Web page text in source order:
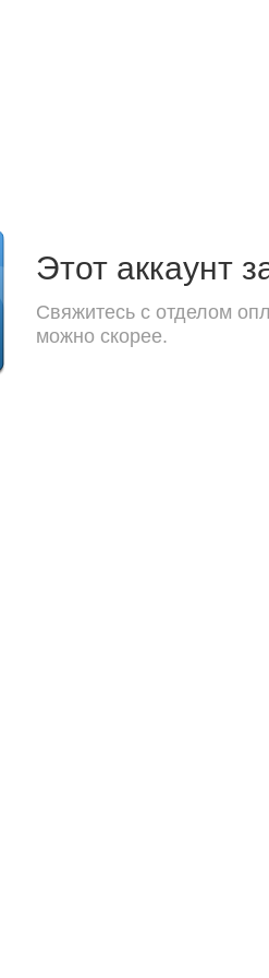
Этот аккаунт
Свяжитесь с отделом
можно скорее.